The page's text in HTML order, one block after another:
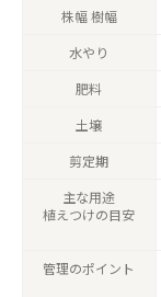
株幅 樹幅
水やり
肥料
土壌
剪定期
主な用途
植えつけの目安
管理のポイント